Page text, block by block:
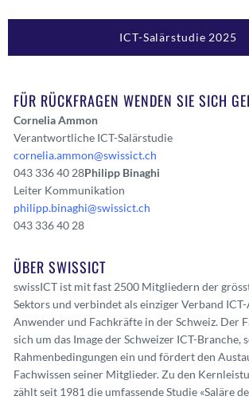
ICT-Salärstudie 2025
FÜR RÜCKFRAGEN WENDEN SIE SICH
Cornelia Ammon
Verantwortliche ICT-Salärstudie
cornelia.ammon@swissict.ch
043 336 40 28Philipp Binaghi
Leiter Kommunikation
philipp.binaghi@swissict.ch
043 336 40 28
ÜBER SWISSICT
swissICT ist mit fast 2500 Mitgliedern der
Sektors und verbindet als einziger Verband
Anwender und Fachkräfte in der Schweiz. Der
sich um das Image der Schweizer ICT-Branche,
Rahmenbedingungen ein und fördert den
Fachwissen seiner Mitglieder. Zu den
zählt seit 1981 die umfassende Studie «Saläre